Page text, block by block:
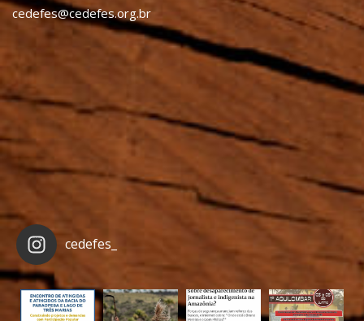
cedefes@cedefes.org.br
cedefes_